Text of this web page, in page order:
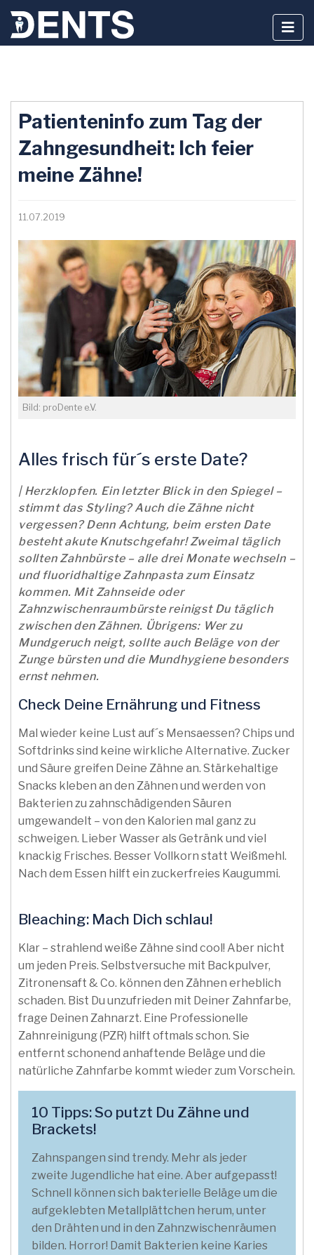
springen
Patienteninfo zum Tag der
Zahngesundheit: Ich feier
meine Zähne!
11.07.2019
Bild: proDente e.V.
Alles frisch für´s erste Date?
| Herzklopfen. Ein letzter Blick in den Spiegel –
stimmt das Styling? Auch die Zähne nicht
vergessen? Denn Achtung, beim ersten Date
besteht akute Knutschgefahr! Zweimal täglich
sollten Zahnbürste – alle drei Monate wechseln –
und fluoridhaltige Zahnpasta zum Einsatz
kommen. Mit Zahnseide oder
Zahnzwischenraumbürste reinigst Du täglich
zwischen den Zähnen. Übrigens: Wer zu
Mundgeruch neigt, sollte auch Beläge von der
Zunge bürsten und die Mundhygiene besonders
ernst nehmen.
Check Deine Ernährung und Fitness
Mal wieder keine Lust auf´s Mensaessen? Chips und
Softdrinks sind keine wirkliche Alternative. Zucker
und Säure greifen Deine Zähne an. Stärkehaltige
Snacks kleben an den Zähnen und werden von
Bakterien zu zahnschädigenden Säuren
umgewandelt – von den Kalorien mal ganz zu
schweigen. Lieber Wasser als Getränk und viel
knackig Frisches. Besser Vollkorn statt Weißmehl.
Nach dem Essen hilft ein zuckerfreies Kaugummi.
Bleaching: Mach Dich schlau!
Klar – strahlend weiße Zähne sind cool! Aber nicht
um jeden Preis. Selbstversuche mit Backpulver,
Zitronensaft & Co. können den Zähnen erheblich
schaden. Bist Du unzufrieden mit Deiner Zahnfarbe,
frage Deinen Zahnarzt. Eine Professionelle
Zahnreinigung (PZR) hilft oftmals schon. Sie
entfernt schonend anhaftende Beläge und die
natürliche Zahnfarbe kommt wieder zum Vorschein.
10 Tipps: So putzt Du Zähne und
Brackets!
Zahnspangen sind trendy. Mehr als jeder
zweite Jugendliche hat eine. Aber aufgepasst!
Schnell können sich bakterielle Beläge um die
aufgeklebten Metallplättchen herum, unter
den Drähten und in den Zahnzwischenräumen
bilden. Horror! Damit Bakterien keine Karies